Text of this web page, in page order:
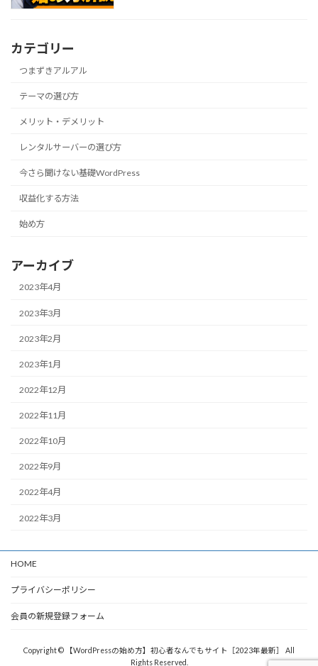
カテゴリー
つまずきアルアル
テーマの選び方
メリット・デメリット
レンタルサーバーの選び方
今さら聞けない基礎WordPress
収益化する方法
始め方
アーカイブ
2023年4月
2023年3月
2023年2月
2023年1月
2022年12月
2022年11月
2022年10月
2022年9月
2022年4月
2022年3月
HOME
プライバシーポリシー
会員の新規登録フォーム
Copyright © 【WordPressの始め方】初心者なんでもサイト［2023年最新］ All
Rights Reserved.